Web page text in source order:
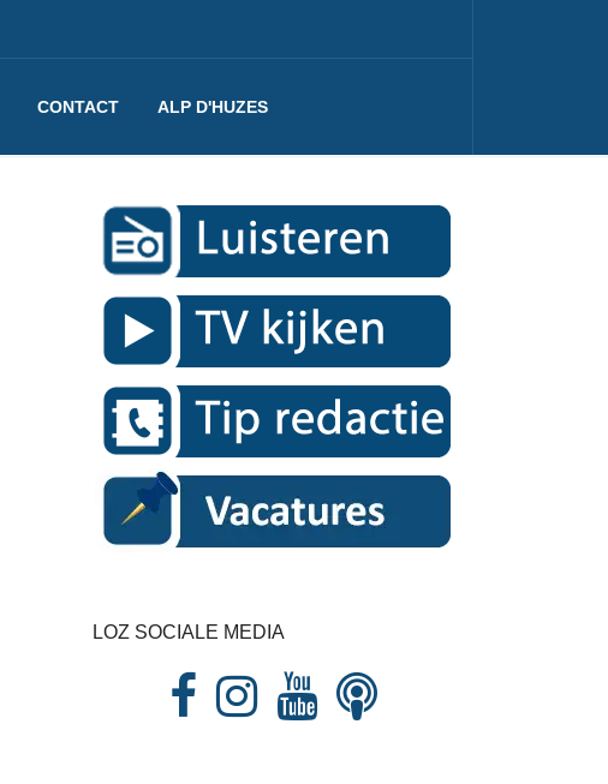
CONTACT ALP D'HUZES
LOZ SOCIALE MEDIA